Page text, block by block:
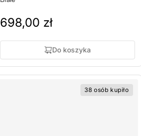
698,00 zł
Do koszyka
38 osób kupiło